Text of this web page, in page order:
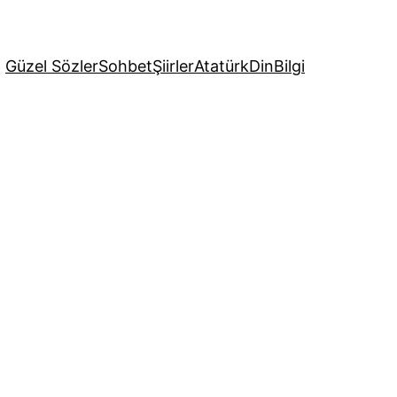
Güzel SözlerSohbetŞiirlerAtatürkDinBilgi